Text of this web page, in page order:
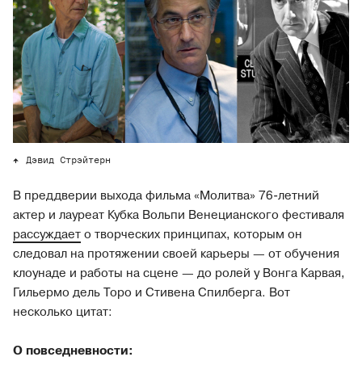
Дэвид Стрэйтерн
В преддверии выхода фильма «Молитва» 76-летний
актер и лауреат Кубка Вольпи Венецианского фестиваля
рассуждаето творческих принципах, которым он
следовал на протяжении своей карьеры — от обучения
клоунаде и работы на сцене — до ролей у Вонга Карвая,
Гильермо дель Торо и Стивена Спилберга. Вот
несколько цитат:
О повседневности: